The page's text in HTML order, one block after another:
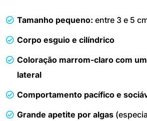
Tamanho pequeno: entre 3 e 5
Corpo esguio e cilíndrico
Coloração marrom-claro com
lateral
Comportamento pacífico e
Grande apetite por algas